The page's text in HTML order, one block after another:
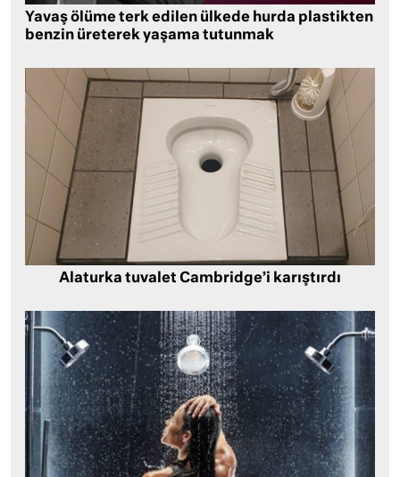
Yavaş ölüme terk edilen ülkede hurda plastikten
benzin üreterek yaşama tutunmak
Alaturka tuvalet Cambridge’i karıştırdı